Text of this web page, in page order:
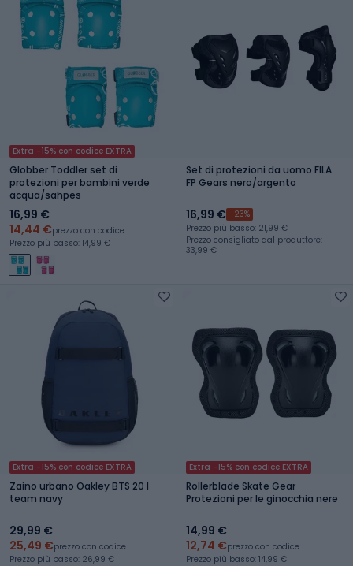
Extra -15% con codice EXTRA
Globber Toddler set di
protezioni per bambini verde
acqua/sahpes
16,99 €
14,44 €prezzo con codice
Prezzo più basso: 14,99 €
Set di protezioni da uomo FILA
FP Gears nero/argento
16,99 € -23%
Prezzo più basso: 21,99 €
Prezzo consigliato dal produttore:
33,99 €
Extra -15% con codice EXTRA
Zaino urbano Oakley BTS 20 l
team navy
29,99 €
25,49 €prezzo con codice
Prezzo più basso: 26,99 €
Extra -15% con codice EXTRA
Rollerblade Skate Gear
Protezioni per le ginocchia nere
14,99 €
12,74 €prezzo con codice
Prezzo più basso: 14,99 €